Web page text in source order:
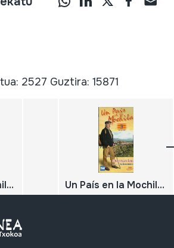
2527 Guztira: 15871
Un País en la mochila. Sierra de Aracena. Andalucía Un País en la Mochila. El Maestrazgo de Teruel. Aragón